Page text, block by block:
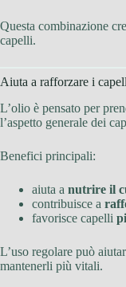
Questa combinazione
capelli.
Aiuta a rafforzare i
L’olio è pensato per
l’aspetto generale dei
Benefici principali:
aiuta a nutrire il
contribuisce a
favorisce capelli
L’uso regolare può
mantenerli più vitali.